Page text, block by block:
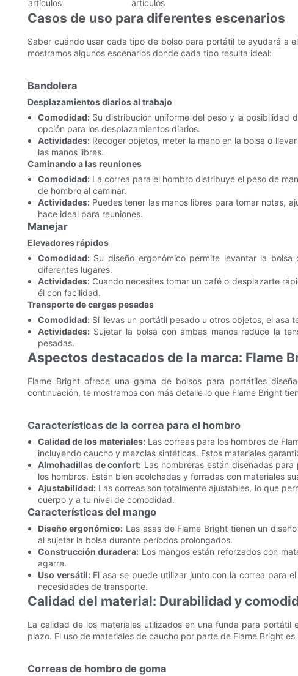
artículos
artículos
Casos de uso para diferentes escenarios
Saber cuándo usar cada tipo de bolso para portátil te ayudará a
mostramos algunos escenarios donde cada tipo resulta ideal:
Bandolera
Desplazamientos diarios al trabajo
Comodidad:Su distribución uniforme del peso y la posibilidad
opción para los desplazamientos diarios.
Actividades:Recoger objetos, meter la mano en la bolsa o
las manos libres.
Caminando a las reuniones
Comodidad:La correa para el hombro distribuye el peso de
de hombro al caminar.
Actividades:Puedes tener las manos libres para tomar notas,
hace ideal para reuniones.
Manejar
Elevadores rápidos
Comodidad:Su diseño ergonómico permite levantar la
diferentes lugares.
Actividades:Cuando necesites tomar un café o desplazarte
él con facilidad.
Transporte de cargas pesadas
Comodidad:Si llevas un portátil pesado u otros objetos, el asa
Actividades:Sujetar la bolsa con ambas manos reduce la
pesadas.
Aspectos destacados de la marca: Flame
Flame Bright ofrece una gama de bolsos para portátiles
continuación, te mostramos con más detalle lo que Flame Bright
Características de la correa para el hombro
Calidad de los materiales: Las correas para los hombros de
incluyendo caucho y mezclas sintéticas. Estos materiales
Almohadillas de confort: Las hombreras están diseñadas
los hombros. Están bien acolchadas y forradas con materiales
Ajustabilidad:Las correas son totalmente ajustables, lo que
cuerpo y a tu nivel de comodidad.
Características del mango
Diseño ergonómico: Las asas de Flame Bright tienen un
al sujetar la bolsa durante períodos prolongados.
Construcción duradera: Los mangos están reforzados con
agarre.
Uso versátil:El asa se puede utilizar junto con la correa para
necesidades de transporte.
Calidad del material: Durabilidad y
La calidad de los materiales utilizados en una funda para
plazo. El uso de materiales de caucho por parte de Flame Bright
Correas de hombro de goma